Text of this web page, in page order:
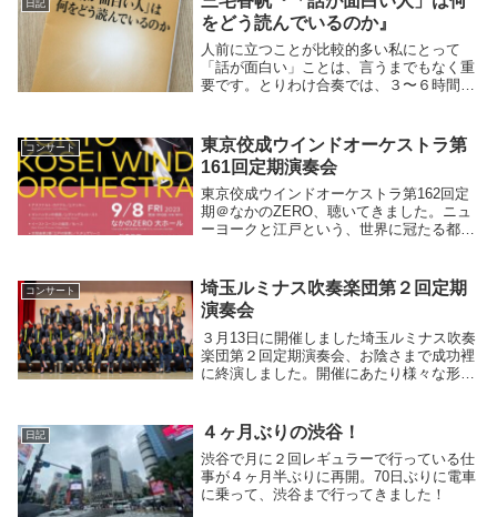
日記
をどう読んでいるのか』
人前に立つことが比較的多い私にとって
「話が面白い」ことは、言うまでもなく重
要です。とりわけ合奏では、３〜６時間く
評の技術、というのが本書の主たる軸で
す。この批評的な読...
コンサート
東京佼成ウインドオーケストラ第
161回定期演奏会
東京佼成ウインドオーケストラ第162回定
期＠なかのZERO、聴いてきました。ニュ
ーヨークと江戸という、世界に冠たる都市
TKWO、解像度の高い演奏で、各曲のキャ
ラクターを楽...
コンサート
埼玉ルミナス吹奏楽団第２回定期
演奏会
３月13日に開催しました埼玉ルミナス吹奏
楽団第２回定期演奏会、お陰さまで成功裡
に終演しました。開催にあたり様々な形で
で申し上げれば、今年も（手前味噌なが
ら）とても良...
日記 ４ヶ月ぶりの渋谷！
渋谷で月に２回レギュラーで行っている仕
事が４ヶ月半ぶりに再開。70日ぶりに電車
に乗って、渋谷まで行ってきました！